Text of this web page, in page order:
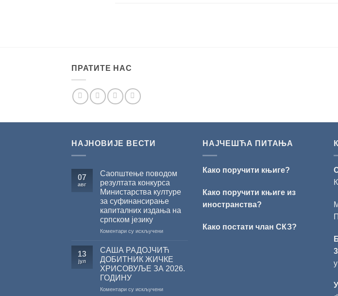
ПРАТИТЕ НАС
НАЈНОВИЈЕ ВЕСТИ
07
авг
Саопштење поводом
резултата конкурса
Министарства културе
за суфинансирање
капиталних издања на
српском језику
Коментари су искљученина
поводом
резултата
конкурса
Министарства
за
13
јул
САША РАДОЈЧИЋ
ДОБИТНИК ЖИЧКЕ
ХРИСОВУЉЕ ЗА 2026.
ГОДИНУ
Коментари су искљученина
НАЈЧЕШЋА ПИТАЊА
Како поручити књиге?
Како поручити књиге из
иностранства?
Како постати члан СКЗ?